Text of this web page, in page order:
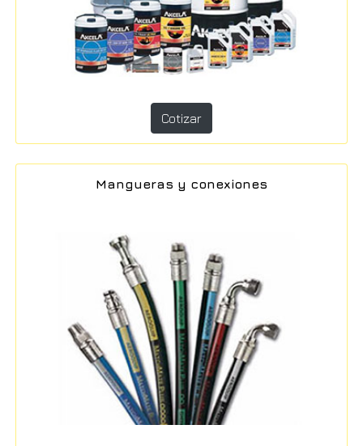
Cotizar
Mangueras y conexiones